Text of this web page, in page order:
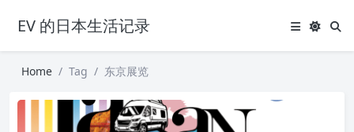
EV 的日本生活记录
Home Tag 东京展览